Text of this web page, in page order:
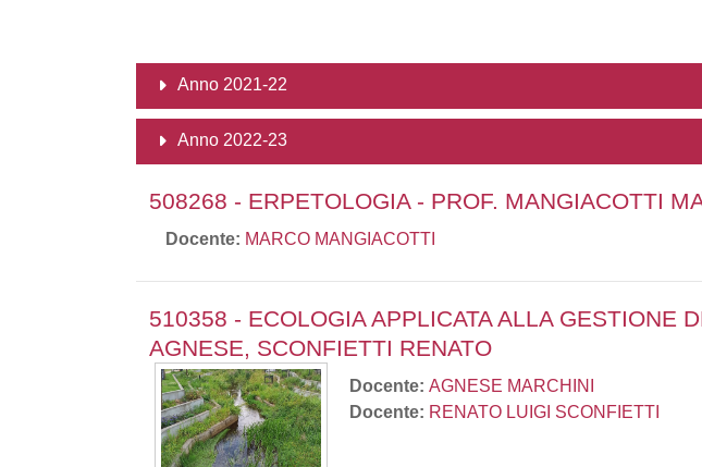
Anno 2021-22
Anno 2022-23
508268 - ERPETOLOGIA - PROF. MANGIACOTTI
Docente: MARCO MANGIACOTTI
510358 - ECOLOGIA APPLICATA ALLA GESTIONE
AGNESE, SCONFIETTI RENATO
Docente:AGNESE MARCHINI
Docente: RENATO LUIGI SCONFIETTI